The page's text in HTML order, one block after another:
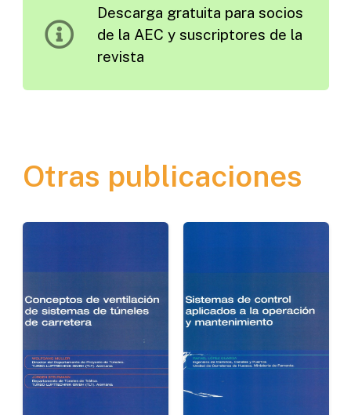
Mantenimiento
Descarga gratuita para socios
de la AEC y suscriptores de la
revista
Otras publicaciones